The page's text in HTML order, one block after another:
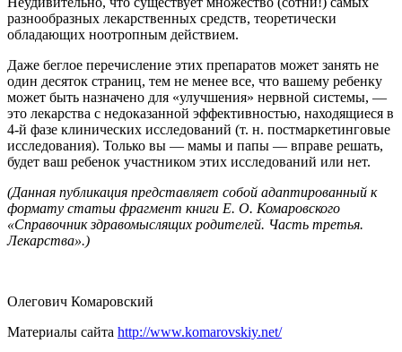
разнообразных лекарственных средств, теоретически
обладающих ноотропным действием.
Даже беглое перечисление этих препаратов может занять не
один десяток страниц, тем не менее все, что вашему ребенку
может быть назначено для «улучшения» нервной системы, —
это лекарства с недоказанной эффективностью, находящиеся в
4-й фазе клинических исследований (т. н. постмаркетинговые
исследования). Только вы — мамы и папы — вправе решать,
будет ваш ребенок участником этих исследований или нет.
(Данная публикация представляет собой адаптированный к
формату статьи фрагмент книги Е. О. Комаровского
«Справочник здравомыслящих родителей. Часть третья.
Лекарства».)
Олегович Комаровский
Материалы сайта http://www.komarovskiy.net/